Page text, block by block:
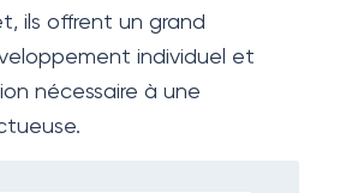
ils offrent un grand
individuel et
nécessaire à une